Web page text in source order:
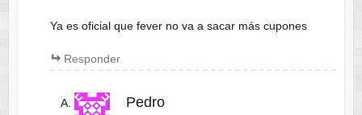
Ya es oficial que fever no va a sacar más cupones
Responder
Pedro